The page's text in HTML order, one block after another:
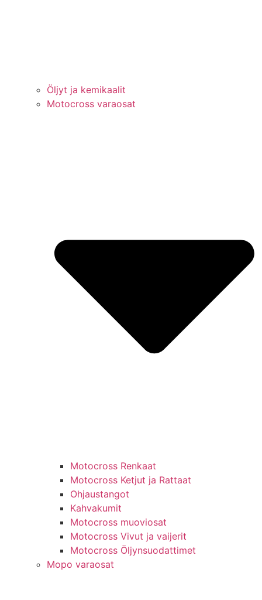
Öljyt ja kemikaalit
Motocross varaosat
Motocross Renkaat
Motocross Ketjut ja Rattaat
Ohjaustangot
Kahvakumit
Motocross muoviosat
Motocross Vivut ja vaijerit
Motocross Öljynsuodattimet
Mopo varaosat